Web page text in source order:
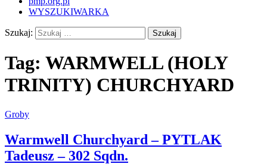
WYSZUKIWARKA
Szukaj:
Tag: WARMWELL (HOLY
TRINITY) CHURCHYARD
Groby
Warmwell Churchyard – PYTLAK
Tadeusz – 302 Sqdn.